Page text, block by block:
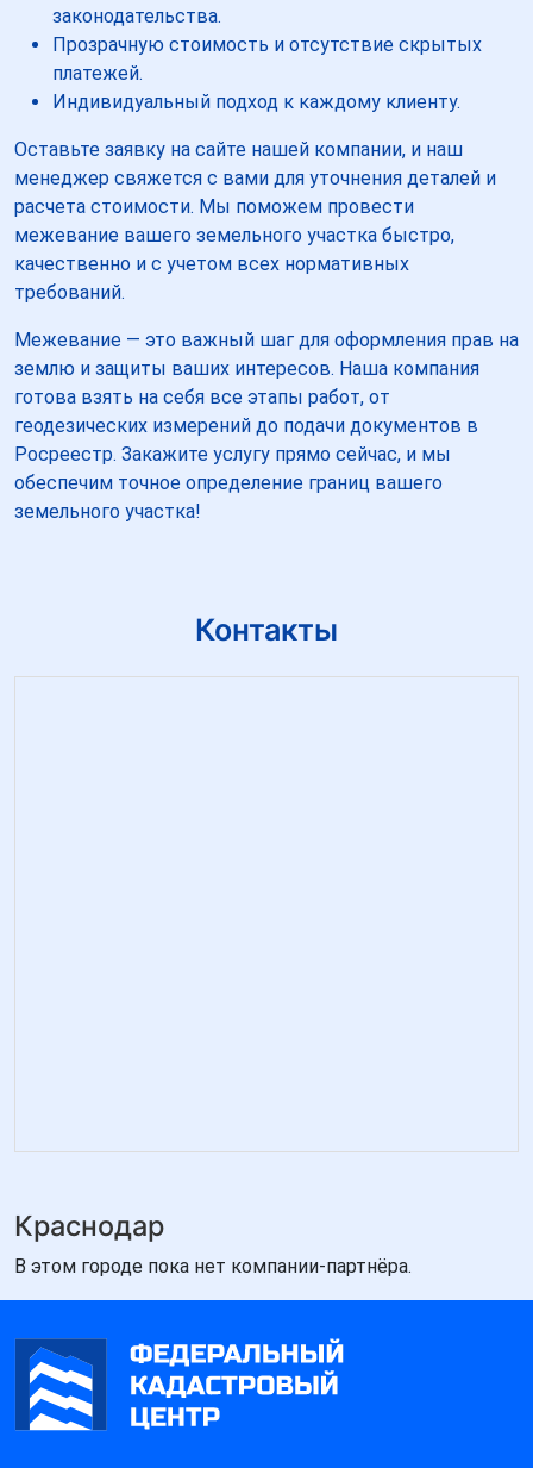
законодательства.
Прозрачную стоимость и отсутствие скрытых
платежей.
Индивидуальный подход к каждому клиенту.
Оставьте заявку на сайте нашей компании, и наш
менеджер свяжется с вами для уточнения деталей и
расчета стоимости. Мы поможем провести
межевание вашего земельного участка быстро,
качественно и с учетом всех нормативных
требований.
Межевание — это важный шаг для оформления прав на
землю и защиты ваших интересов. Наша компания
готова взять на себя все этапы работ, от
геодезических измерений до подачи документов в
Росреестр. Закажите услугу прямо сейчас, и мы
обеспечим точное определение границ вашего
земельного участка!
Контакты
Краснодар
В этом городе пока нет компании-партнёра.